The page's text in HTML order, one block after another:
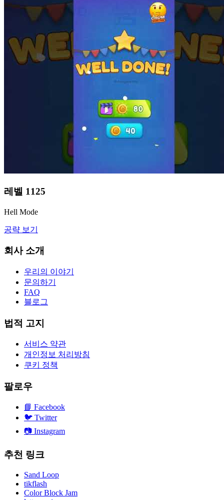
레벨 1125
Hell Mode
공략 보기
회사 소개
우리의 이야기
문의하기
FAQ
블로그
법적 고지
서비스 약관
개인정보 처리방침
쿠키 정책
팔로우
📘 Facebook
🐦 Twitter
📷 Instagram
추천 링크
Sand Loop
tikflash
Color Block Jam